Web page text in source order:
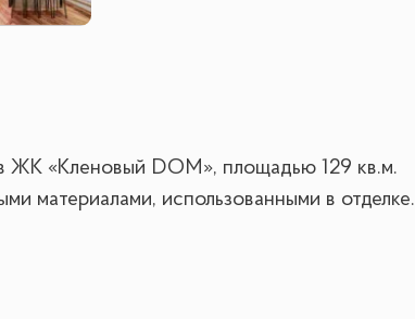
ЖК «Кленовый DOM», площадью 129 кв.м.
материалами, использованными в отделке.